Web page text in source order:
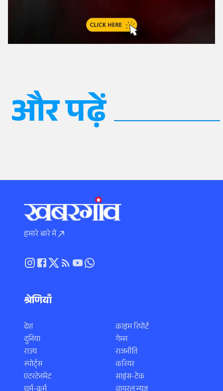
और पढ़ें
हमारे बारे में
श्रेणियाँ
देश
दुनिया
राज्य
स्पोर्ट्स
एंटरटेनमेंट
क्राइम रिपोर्ट
गेम्स
राजनीति
करियर
साइंस-टेक